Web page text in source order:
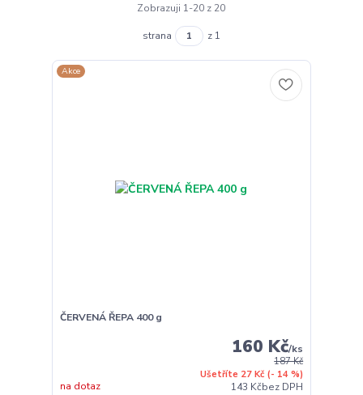
Zobrazuji 1-20 z 20
strana z 1
Akce
ČERVENÁ ŘEPA 400 g
187 Kč
Ušetříte 27 Kč (- 14 %)
160 Kč/ks
143 Kčbez DPH
na dotaz